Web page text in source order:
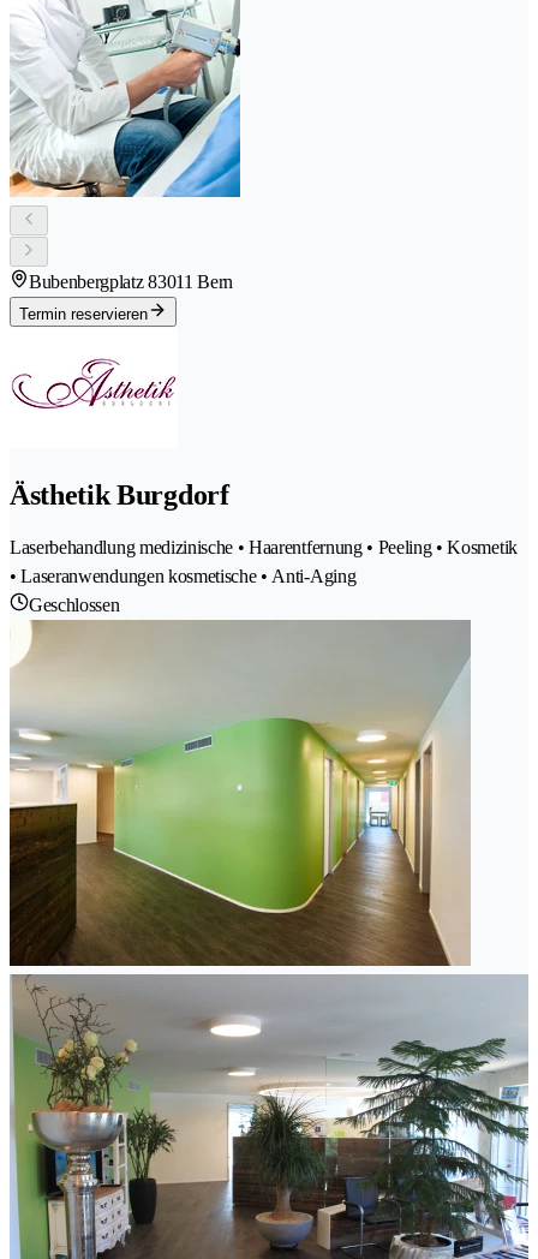
Bubenbergplatz 83011 Bern
Termin reservieren
Ästhetik Burgdorf
Laserbehandlung medizinische • Haarentfernung • Peeling • Kosmetik
• Laseranwendungen kosmetische • Anti-Aging
Geschlossen